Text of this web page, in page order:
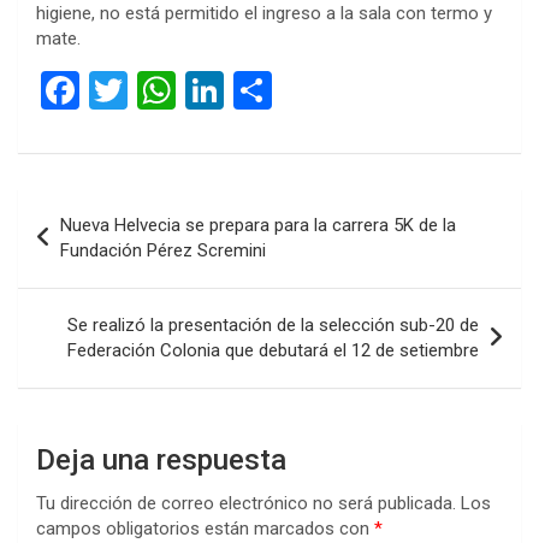
higiene, no está permitido el ingreso a la sala con termo y
mate.
F
ce
o
o
k
T
tt
W
at
A
p
p
Li
ke
n
m
ar
tir
de
entradas
Nueva Helvecia se prepara para la carrera 5K de la
Fundación Pérez Scremini
Se realizó la presentación de la selección sub-20 de
Federación Colonia que debutará el 12 de setiembre
Deja una respuesta
Tu dirección de correo electrónico no será publicada. Los
campos obligatorios están marcados con *